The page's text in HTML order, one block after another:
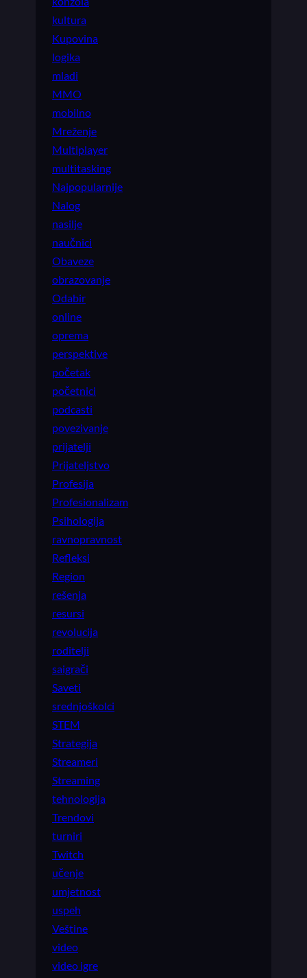
kultura
Kupovina
logika
mladi
MMO
mobilno
Mreženje
Multiplayer
multitasking
Najpopularnije
Nalog
nasilje
naučnici
Obaveze
obrazovanje
Odabir
online
oprema
perspektive
početak
početnici
podcasti
povezivanje
prijatelji
Prijateljstvo
Profesija
Profesionalizam
Psihologija
ravnopravnost
Refleksi
Region
rešenja
resursi
revolucija
roditelji
saigrači
Saveti
srednjoškolci
STEM
Strategija
Streameri
Streaming
tehnologija
Trendovi
turniri
Twitch
učenje
umjetnost
uspeh
Veštine
video
video igre